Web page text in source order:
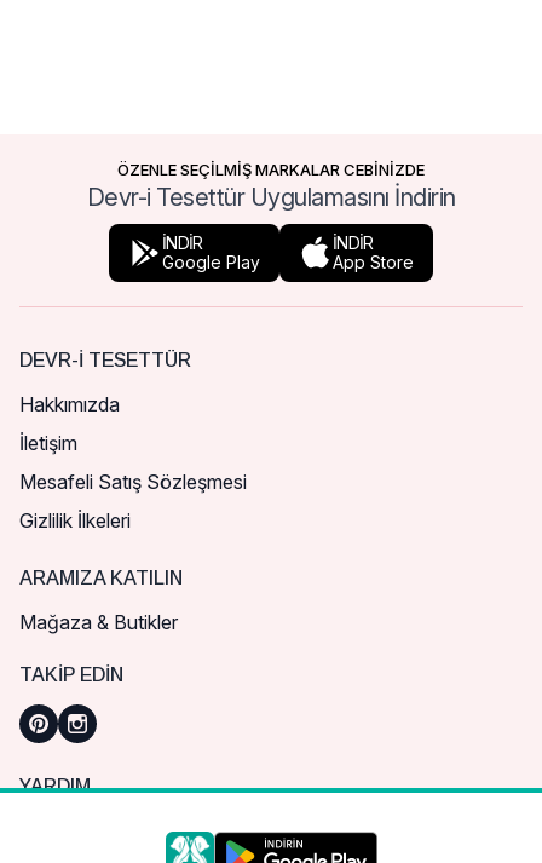
ÖZENLE SEÇİLMİŞ MARKALAR CEBİNİZDE
Devr-i Tesettür Uygulamasını İndirin
İNDİR
Google Play
İNDİR
App Store
DEVR-I TESETTÜR
Hakkımızda
İletişim
Mesafeli Satış Sözleşmesi
Gizlilik İlkeleri
ARAMIZA KATILIN
Mağaza & Butikler
TAKIP EDIN
YARDIM
Sık Sorulan Sorular